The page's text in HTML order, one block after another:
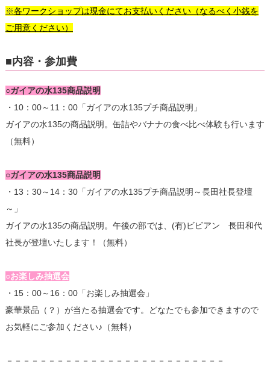
※各ワークショップは現金にてお支払いください（なるべく小銭を
ご用意ください）
■内容・参加費
○ガイアの水135商品説明
・10：00～11：00「ガイアの水135プチ商品説明」
ガイアの水135の商品説明。缶詰やバナナの食べ比べ体験も行います
（無料）
○ガイアの水135商品説明
・13：30～14：30「ガイアの水135プチ商品説明～長田社長登壇
～」
ガイアの水135の商品説明。午後の部では、(有)ビビアン 長田和代
社長が登壇いたします！（無料）
○お楽しみ抽選会
・15：00～16：00「お楽しみ抽選会」
豪華景品（？）が当たる抽選会です。どなたでも参加できますので
お気軽にご参加ください♪（無料）
－－－－－－－－－－－－－－－－－－－－－－－－－－